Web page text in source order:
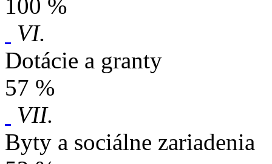
100 %
VI.
Dotácie a granty
57 %
VII.
Byty a sociálne zariadenia